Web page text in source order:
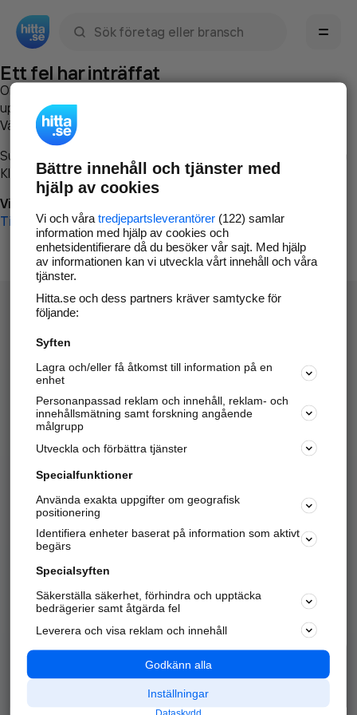
Ett fel har inträffat
Om du vill kan du
uppstod så att vi lättare och snabbare kan avhjälpa det.
Vänligen försök med följande:
Surfa till
Klicka påTillbaka-knappen i webbläsaren och försök igen
Vi beklagar besväret!
Till startsidan
Hitta.se - Gratis nummerupplysning.
Sök företag, personer och platser.
Hitta telefonnummer, adresser, företagsinfo mm.
Marknadsför företaget
Kom igång och annonsera mot
samarbetspartners nära dig.
Alla kategorier
Populära sökningar
API & Kartor
Annonsera
Integritet
Nödnummer
Bättre innehåll och tjänster med
hjälp av cookies
Vi och våra tredjepartsleverantörer(122) samlar
information med hjälp av cookies och
enhetsidentifierare då du besöker vår sajt. Med hjälp
av informationen kan vi utveckla vårt innehåll och våra
tjänster.
Hitta.se och dess partners kräver samtycke för
följande:
Syften
Lagra och/eller få åtkomst till information på en
enhet
Personanpassad reklam och innehåll, reklam- och
innehållsmätning samt forskning angående
målgrupp
Utveckla och förbättra tjänster
Specialfunktioner
Använda exakta uppgifter om geografisk
positionering
Identifiera enheter baserat på information som aktivt
begärs
Specialsyften
Säkerställa säkerhet, förhindra och upptäcka
bedrägerier samt åtgärda fel
Leverera och visa reklam och innehåll
Godkänn alla
Inställningar
Dataskydd